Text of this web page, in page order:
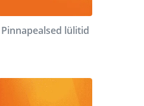
Pinnapealsed lülitid